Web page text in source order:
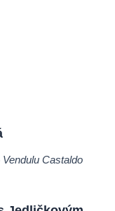
Vendulu Castaldo